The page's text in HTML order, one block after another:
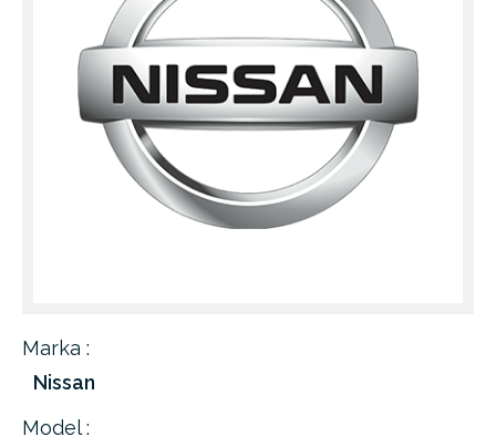
Marka :
Nissan
Model :